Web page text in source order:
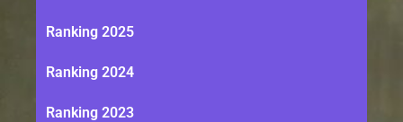
Ranking 2025
Ranking 2024
Ranking 2023